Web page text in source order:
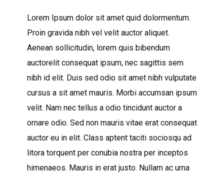
Lorem Ipsum dolor sit amet quid dolormentum.
Proin gravida nibh vel velit auctor aliquet.
Aenean sollicitudin, lorem quis bibendum
auctorelit consequat ipsum, nec sagittis sem
nibh id elit. Duis sed odio sit amet nibh vulputate
cursus a sit amet mauris. Morbi accumsan ipsum
velit. Nam nec tellus a odio tincidunt auctor a
ornare odio. Sed non mauris vitae erat consequat
auctor eu in elit. Class aptent taciti sociosqu ad
litora torquent per conubia nostra per inceptos
himenaeos. Mauris in erat justo. Nullam ac urna